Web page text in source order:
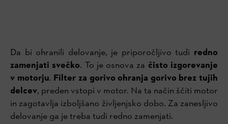
Da bi ohranili delovanje, je priporočljivo tudi redno
zamenjati svečko. To je osnova za čisto izgorevanje
v motorju. Filter za gorivo ohranja gorivo brez tujih
delcev, preden vstopi v motor. Na ta način ščiti motor
in zagotavlja izboljšano življenjsko dobo. Za zanesljivo
delovanje ga je treba tudi redno zamenjati.